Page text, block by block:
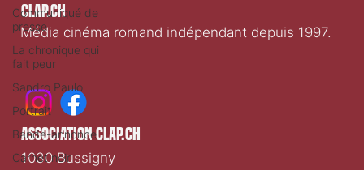
Communiqué de
presse
La chronique qui
fait peur
Sandro Paulo
Portrait
Bande-annonce
Carnet noir
Clap.ch
Média cinéma romand indépendant depuis 1997.
association clap.ch
1030 Bussigny